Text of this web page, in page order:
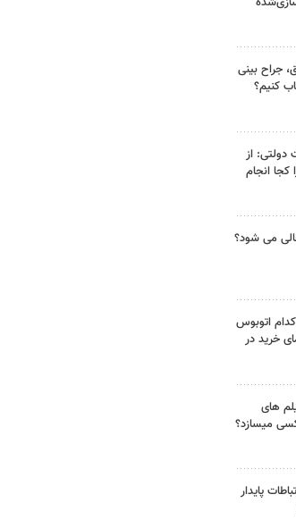
جراح بینی
کنیم؟
دولتی: از
کجا انجام
می شود؟
اتوبوس
خرید در
های
میسازد؟
پایدار